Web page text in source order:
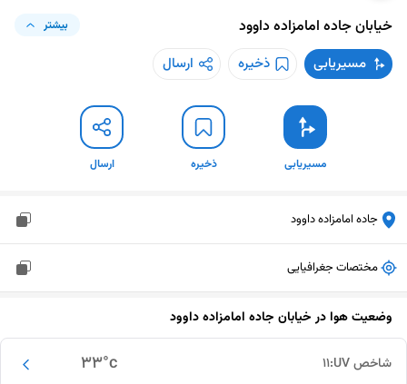
خیابان جاده امامزاده داوود بیشتر
مسیریابی ذخیره ارسال
مسیریابی ذخیره ارسال
جاده امامزاده داوود
مختصات جغرافیایی
وضعیت هوا درخیابان جاده امامزاده داوود
33°c شاخص UV: 11